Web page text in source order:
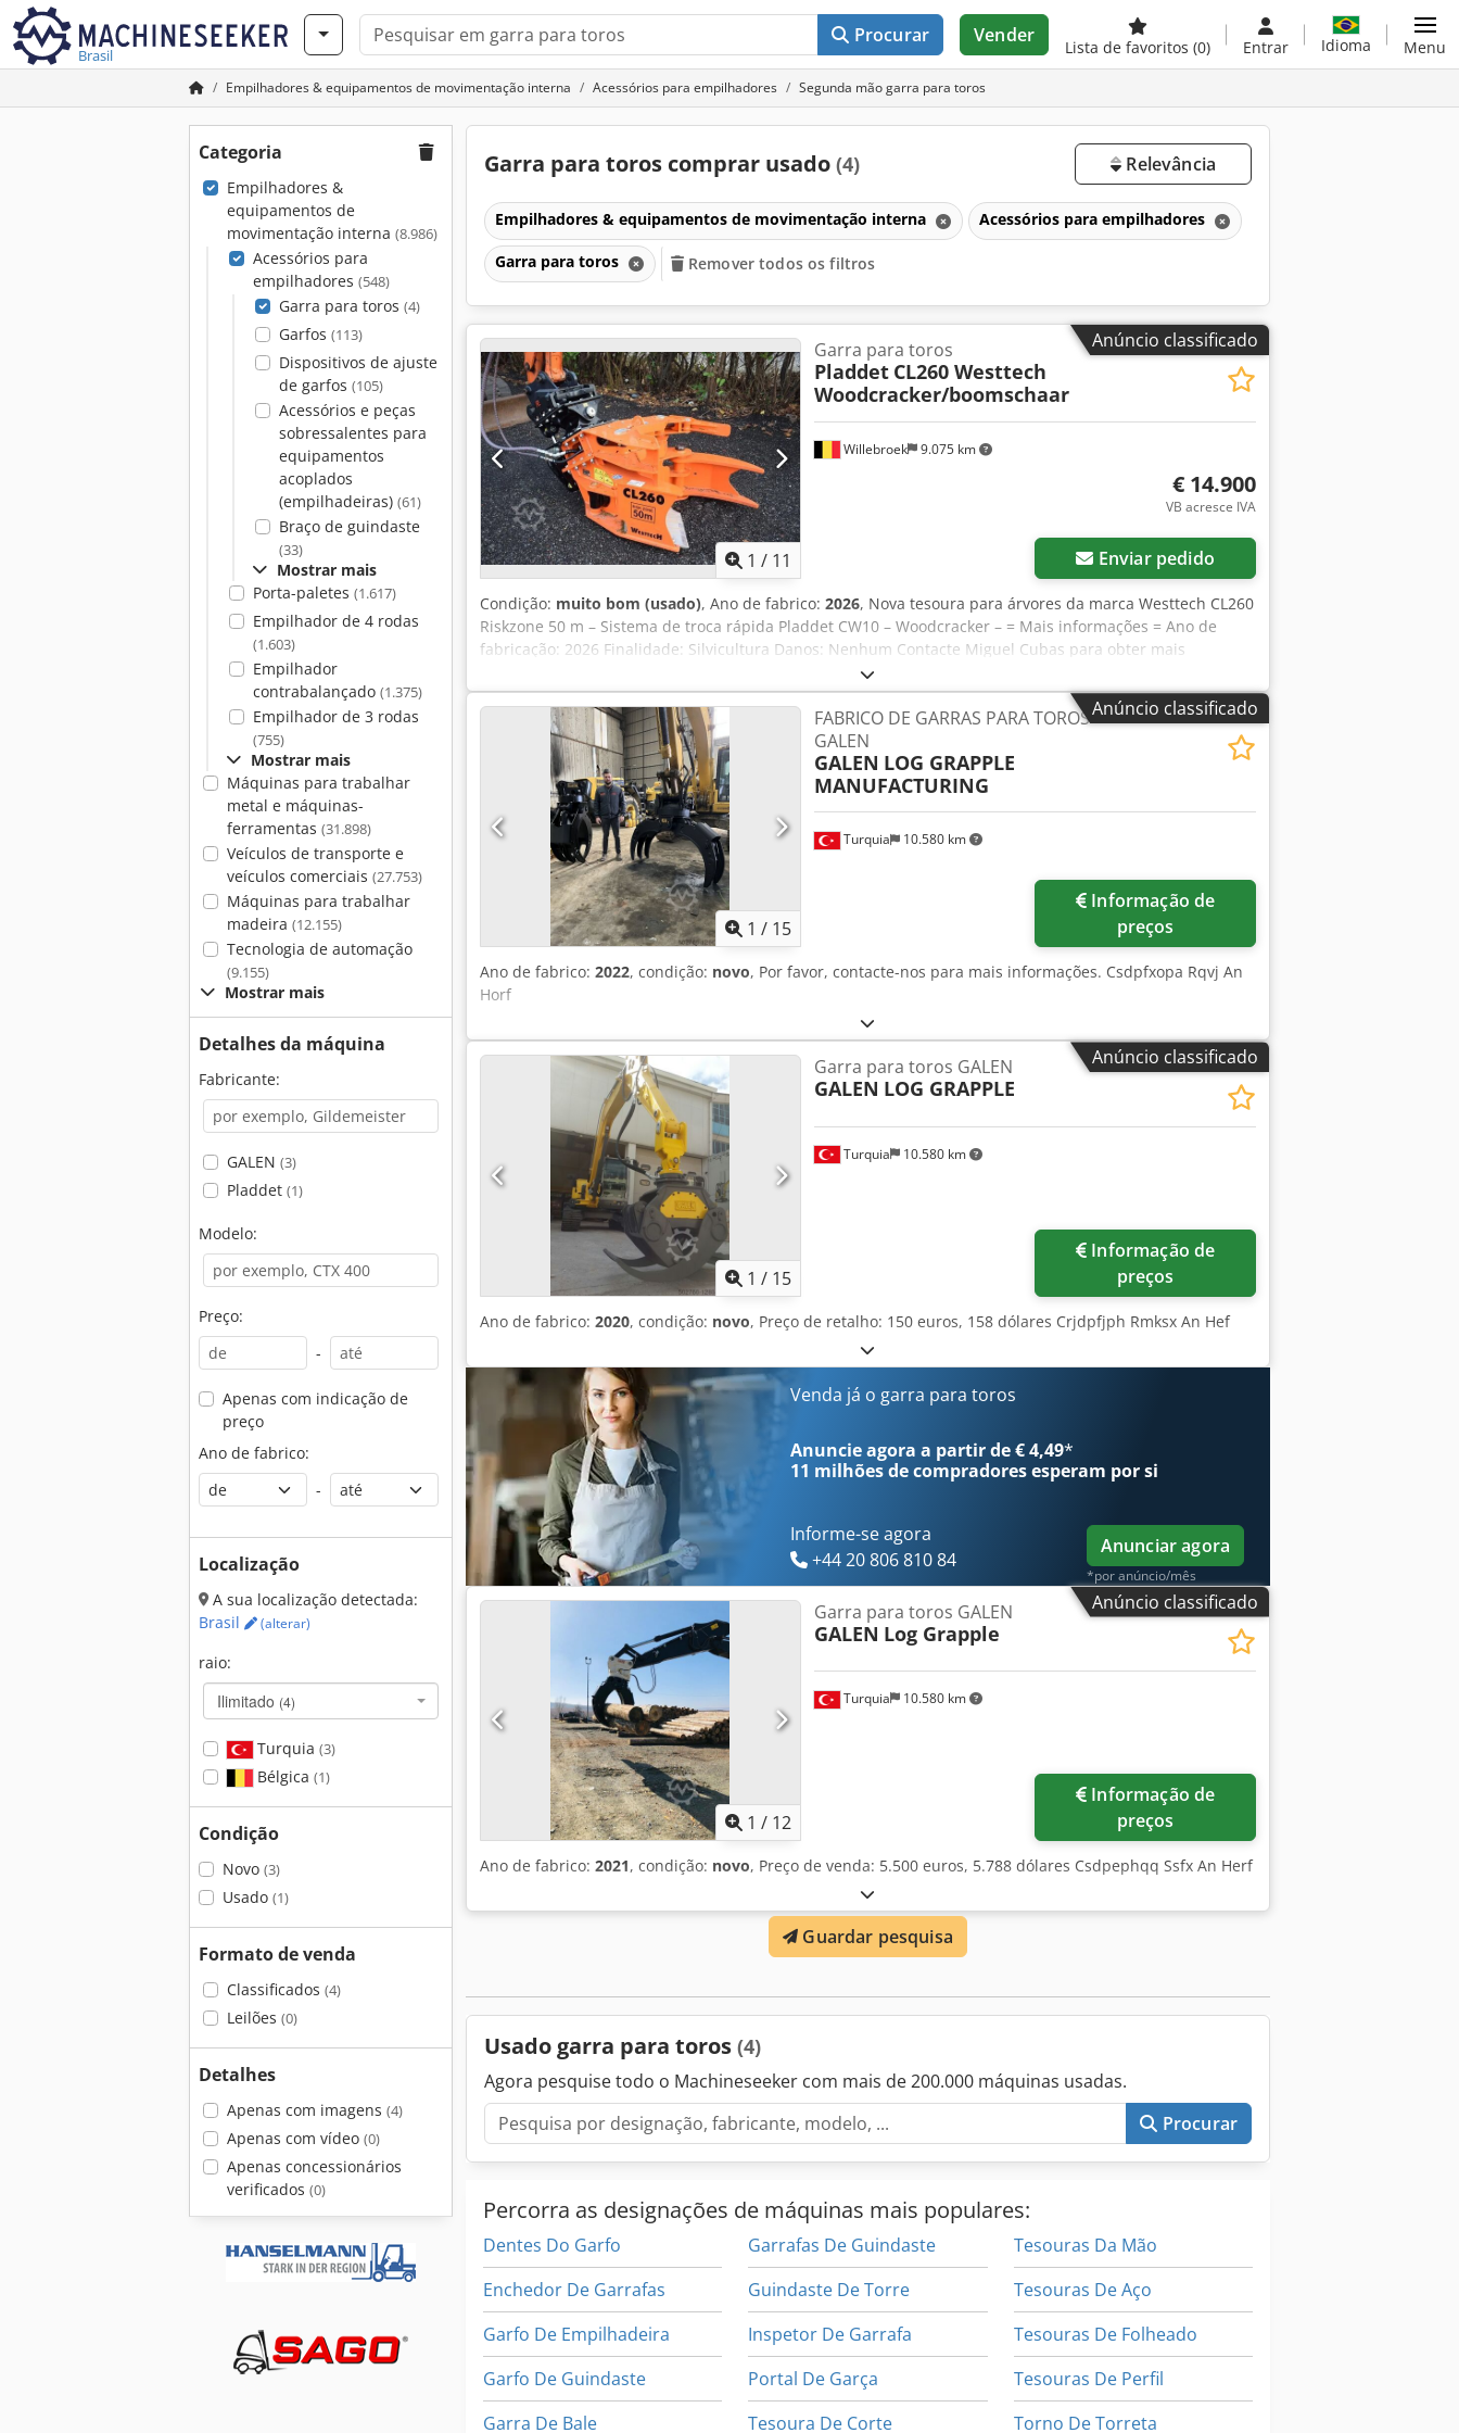
Brasil
Procurar Vender
Lista de favoritos (0) Entrar Idioma Menu
Empilhadores & equipamentos de movimentação interna Acessórios para empilhadores Segunda mão garra para toros
Categoria
Empilhadores &
equipamentos de
movimentação interna (8.986)
Acessórios para
empilhadores (548)
Garra para toros (4)
Garfos (113)
Dispositivos de ajuste
de garfos (105)
Acessórios e peças
sobressalentes para
equipamentos
acoplados
(empilhadeiras) (61)
Braço de guindaste
(33)
Mostrar mais
Porta-paletes (1.617)
Empilhador de 4 rodas
(1.603)
Empilhador
contrabalançado (1.375)
Empilhador de 3 rodas
(755)
Mostrar mais
Máquinas para trabalhar
metal e máquinas-
ferramentas (31.898)
Veículos de transporte e
veículos comerciais (27.753)
Máquinas para trabalhar
madeira (12.155)
Tecnologia de automação
(9.155)
Mostrar mais
Detalhes da máquina
Fabricante:
GALEN (3)
Pladdet (1)
Modelo:
Preço:
-
Apenas com indicação de
preço
Ano de fabrico:
-
Localização
A sua localização detectada:
Brasil
(alterar)
raio:
Ilimitado (4)
Turquia (3)
Bélgica (1)
Condição
Novo (3)
Usado (1)
Formato de venda
Classificados (4)
Leilões (0)
Detalhes
Apenas com imagens (4)
Apenas com vídeo (0)
Apenas concessionários
verificados (0)
Garra para toros comprar usado (4) Relevância
Empilhadores & equipamentos de movimentação interna Acessórios para empilhadores
Garra para toros Remover todos os filtros
Anúncio classificado
1 / 11
Willebroek 9.075 km
Garra para toros
Pladdet CL260 Westtech
Woodcracker/boomschaar
€ 14.900
VB acresce IVA
Enviar pedido
Condição: muito bom (usado), Ano de fabrico: 2026, Nova tesoura para árvores da marca Westtech CL260
Riskzone 50 m – Sistema de troca rápida Pladdet CW10 – Woodcracker – = Mais informações = Ano de
fabricação: 2026 Finalidade: Silvicultura Danos: Nenhum Contacte Miguel Cubas para obter mais
informações. = Informações da empresa = Cedpfx Aeygugqon Hsrf Estamos localizados entre Antuérpia e
Bruxelas, ao longo da autoestrada A12, perto do porto de Antuérpia. Horário de funcionamento: De
segunda a sexta-feira, das 8h30 às 19h00.
Anúncio classificado
1 / 15
Turquia 10.580 km
FABRICO DE GARRAS PARA TOROS
GALEN
GALEN LOG GRAPPLE
MANUFACTURING
preços
Ano de fabrico: 2022, condição: novo, Por favor, contacte-nos para mais informações. Csdpfxopa Rqvj An
Horf
Anúncio classificado
1 / 15
Turquia 10.580 km
Garra para toros GALEN
GALEN LOG GRAPPLE
preços
Ano de fabrico: 2020, condição: novo, Preço de retalho: 150 euros, 158 dólares Crjdpfjph Rmksx An Hef
Venda já o garra para toros
Anuncie agora a partir de € 4,49*
11 milhões de compradoresesperam por si
Informe-se agora
+44 20 806 810 84
Anunciar agora
*por anúncio/mês
Anúncio classificado
1 / 12
Turquia 10.580 km
Garra para toros GALEN
GALEN Log Grapple
preços
Ano de fabrico: 2021, condição: novo, Preço de venda: 5.500 euros, 5.788 dólares Csdpephqq Ssfx An Herf
Guardar pesquisa
Usado garra para toros (4)
Agora pesquise todo o Machineseeker com mais de 200.000 máquinas usadas.
Procurar
Percorra as designações de máquinas mais populares:
Dentes Do Garfo
Enchedor De Garrafas
Garfo De Empilhadeira
Garfo De Guindaste
Garra De Bale
Garrafas De Guindaste
Guindaste De Torre
Inspetor De Garrafa
Portal De Garça
Tesoura De Corte
Tesouras Da Mão
Tesouras De Aço
Tesouras De Folheado
Tesouras De Perfil
Torno De Torreta